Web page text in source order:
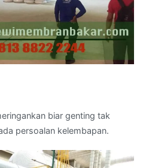
biar genting tak
persoalan kelembapan.